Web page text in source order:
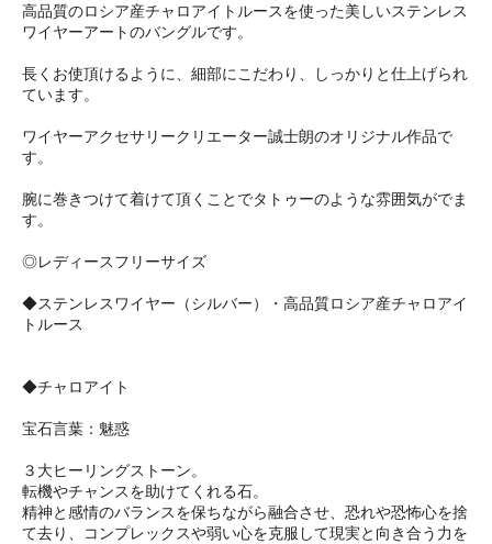
高品質のロシア産チャロアイトルースを使った美しいステンレス
ワイヤーアートのバングルです。
長くお使頂けるように、細部にこだわり、しっかりと仕上げられ
ています。
ワイヤーアクセサリークリエーター誠士朗のオリジナル作品で
す。
腕に巻きつけて着けて頂くことでタトゥーのような雰囲気がでま
す。
◎レディースフリーサイズ
◆ステンレスワイヤー（シルバー）・高品質ロシア産チャロアイ
トルース
◆チャロアイト
宝石言葉：魅惑
３大ヒーリングストーン。
転機やチャンスを助けてくれる石。
精神と感情のバランスを保ちながら融合させ、恐れや恐怖心を捨
て去り、コンプレックスや弱い心を克服して現実と向き合う力を